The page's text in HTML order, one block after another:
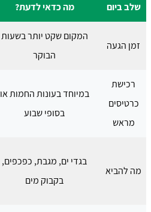
שלב ביום מה כדאי לדעת?
זמן הגעה
המקום שקט יותר בשעות
הבוקר
רכישת
כרטיסים
מראש
במיוחד בעונות החמות או
בסופי שבוע
מה להביא
בגדי ים, מגבת, כפכפים,
בקבוק מים